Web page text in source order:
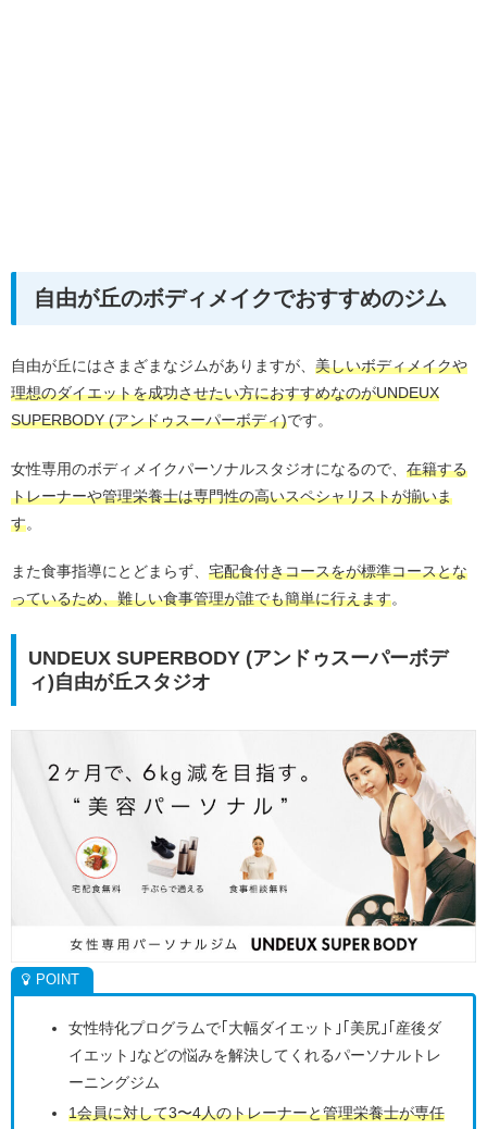
自由が丘のボディメイクでおすすめのジム
自由が丘にはさまざまなジムがありますが、 美しいボディメイクや
理想のダイエットを成功させたい方におすすめなのがUNDEUX
SUPERBODY (アンドゥスーパーボディ)です。
女性専用のボディメイクパーソナルスタジオになるので、 在籍する
トレーナーや管理栄養士は専門性の高いスペシャリストが揃いま
す。
また食事指導にとどまらず、 宅配食付きコースをが標準コースとな
っているため、難しい食事管理が誰でも簡単に行えます。
UNDEUX SUPERBODY (アンドゥスーパーボデ
ィ)自由が丘スタジオ
女性特化プログラムで｢大幅ダイエット｣｢美尻｣｢産後ダ
イエット｣などの悩みを解決してくれるパーソナルトレ
ーニングジム
1会員に対して3〜4人のトレーナーと管理栄養士が専任